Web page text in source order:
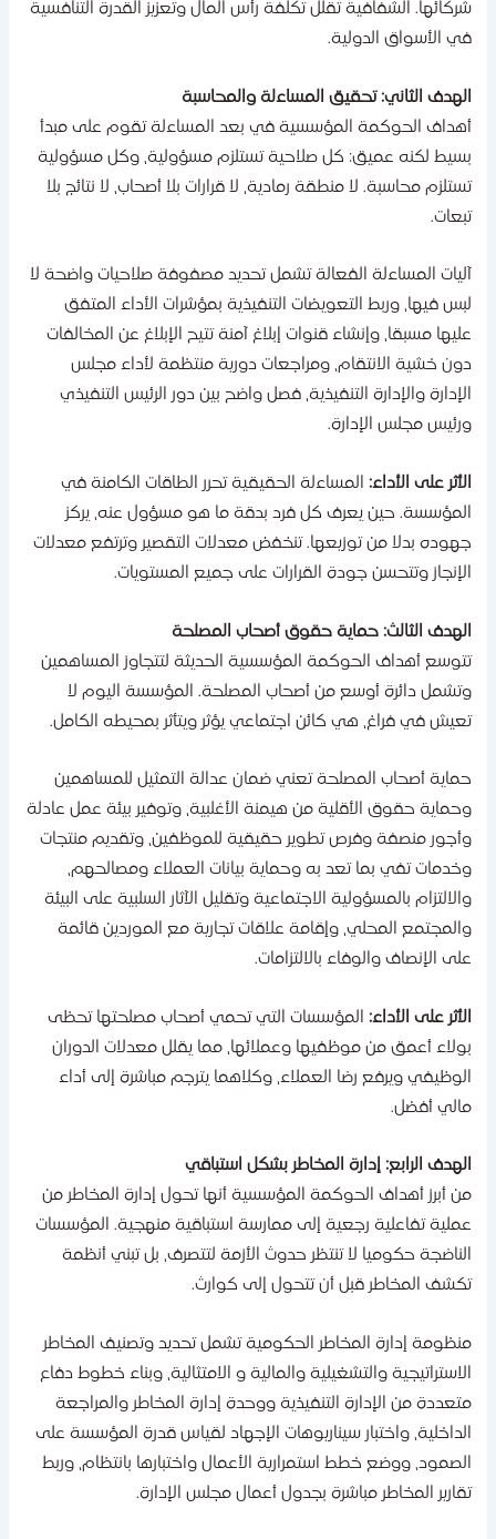
الشفافية تقلل تكلفة رأس المال وتعزيز القدرة التنافسية
الأسواق الدولية.
الثاني: تحقيق المساءلة والمحاسبة
الحوكمة المؤسسية في بعد المساءلة تقوم على مبدأ
لكنه عميق: كل صلاحية تستلزم مسؤولية، وكل مسؤولية
محاسبة. لا منطقة رمادية، لا قرارات بلا أصحاب، لا نتائج بلا
المساءلة الفعالة تشمل تحديد مصفوفة صلاحيات واضحة لا
فيها، وربط التعويضات التنفيذية بمؤشرات الأداء المتفق
مسبقا، وإنشاء قنوات إبلاغ آمنة تتيح الإبلاغ عن المخالفات
خشية الانتقام، ومراجعات دورية منتظمة لأداء مجلس
والإدارة التنفيذية، فصل واضح بين دور الرئيس التنفيذي
مجلس الإدارة.
على الأداء:المساءلة الحقيقية تحرر الطاقات الكامنة في
حين يعرف كل فرد بدقة ما هو مسؤول عنه، يركز
بدلا من توزيعها. تنخفض معدلات التقصير وترتفع معدلات
وتتحسن جودة القرارات على جميع المستويات.
الثالث: حماية حقوق أصحاب المصلحة
أهداف الحوكمة المؤسسية الحديثة لتتجاوز المساهمين
دائرة أوسع من أصحاب المصلحة. المؤسسة اليوم لا
في فراغ، هي كائن اجتماعي يؤثر ويتأثر بمحيطه الكامل.
أصحاب المصلحة تعني ضمان عدالة التمثيل للمساهمين
حقوق الأقلية من هيمنة الأغلبية، وتوفير بيئة عمل عادلة
منصفة وفرص تطوير حقيقية للموظفين، وتقديم منتجات
تفي بما تعد به وحماية بيانات العملاء ومصالحهم،
بالمسؤولية الاجتماعية وتقليل الآثار السلبية على البيئة
المحلي، وإقامة علاقات تجارية مع الموردين قائمة
الإنصاف والوفاء بالالتزامات.
على الأداء:المؤسسات التي تحمي أصحاب مصلحتها تحظى
أعمق من موظفيها وعملائها، مما يقلل معدلات الدوران
ويرفع رضا العملاء، وكلاهما يترجم مباشرة إلى أداء
أفضل.
الرابع: إدارة المخاطر بشكل استباقي
أبرز أهداف الحوكمة المؤسسية أنها تحول إدارة المخاطر من
تفاعلية رجعية إلى ممارسة استباقية منهجية. المؤسسات
حكوميا لا تنتظر حدوث الأزمة لتتصرف، بل تبني أنظمة
المخاطر قبل أن تتحول إلى كوارث.
إدارة المخاطر الحكومية تشمل تحديد وتصنيف المخاطر
والتشغيلية والمالية و الامتثالية، وبناء خطوط دفاع
من الإدارة التنفيذية ووحدة إدارة المخاطر والمراجعة
واختبار سيناريوهات الإجهاد لقياس قدرة المؤسسة على
ووضع خطط استمرارية الأعمال واختبارها بانتظام، وربط
المخاطر مباشرة بجدول أعمال مجلس الإدارة.